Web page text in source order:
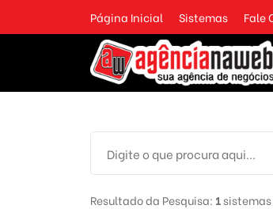
Página Inicial Sistemas Fale
Resultado da Pesquisa: 1